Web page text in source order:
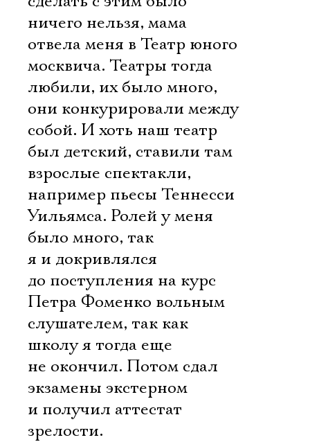
ничего нельзя, мама
отвела меня в Театр юного
москвича. Театры тогда
любили, их было много,
они конкурировали между
собой. И хоть наш театр
был детский, ставили там
взрослые спектакли,
например пьесы Теннесси
Уильямса. Ролей у меня
было много, так
я и докривлялся
до поступления на курс
Петра Фоменко вольным
слушателем, так как
школу я тогда еще
не окончил. Потом сдал
экзамены экстерном
и получил аттестат
зрелости.